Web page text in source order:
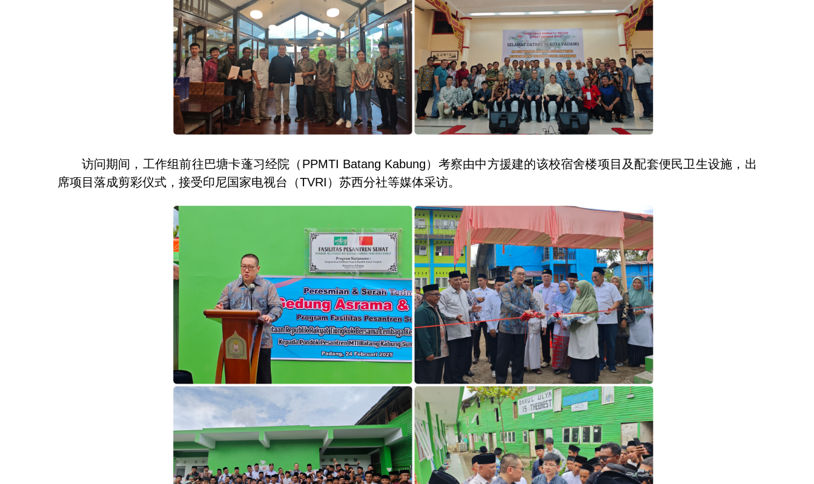
访问期间，工作组前往巴塘卡蓬习经院（PPMTI Batang Kabung）考察由中方援建的该校宿舍楼项目及配套便民卫生设施，出
席项目落成剪彩仪式，接受印尼国家电视台（TVRI）苏西分社等媒体采访。